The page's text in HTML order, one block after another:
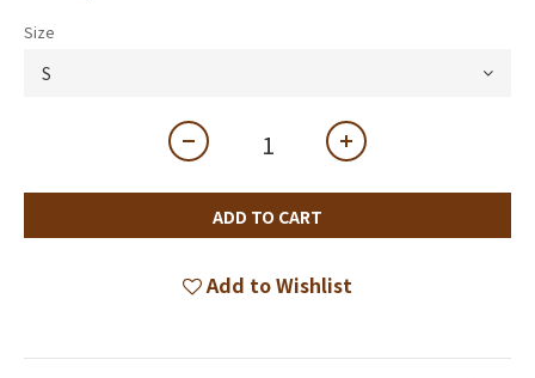
Size
ADD TO CART
Add to Wishlist